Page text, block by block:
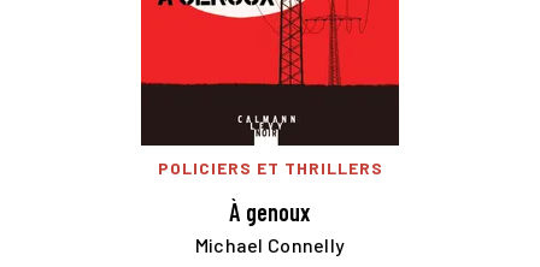
POLICIERS ET THRILLERS
À genoux
Michael Connelly